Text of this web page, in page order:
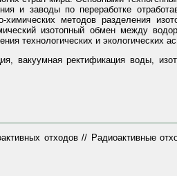
и заводы по переработке
методов разделения
изотопный обмен между
технологических и экологических
вакуумная ректификация воды,
отходов // Радиоактивные